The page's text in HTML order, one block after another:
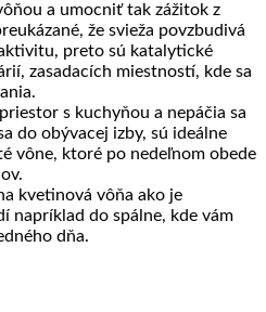
a umocniť tak zážitok z
že svieža povzbudivá
preto sú katalytické
zasadacích miestností, kde sa
s kuchyňou a nepáčia sa
do obývacej izby, sú ideálne
vône, ktoré po nedeľnom obede
kvetinová vôňa ako je
napríklad do spálne, kde vám
dňa.